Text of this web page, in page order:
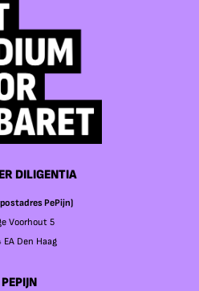
DILIGENTIA
PePijn)
Voorhout 5
EA Den Haag
PEPIJN